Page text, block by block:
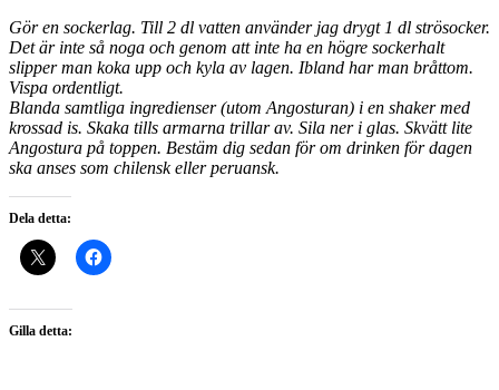
Gör en sockerlag. Till 2 dl vatten använder jag drygt 1 dl strösocker.
Det är inte så noga och genom att inte ha en högre sockerhalt
slipper man koka upp och kyla av lagen. Ibland har man bråttom.
Vispa ordentligt.
Blanda samtliga ingredienser (utom Angosturan) i en shaker med
krossad is. Skaka tills armarna trillar av. Sila ner i glas. Skvätt lite
Angostura på toppen. Bestäm dig sedan för om drinken för dagen
ska anses som chilensk eller peruansk.
Dela detta:
Gilla detta: